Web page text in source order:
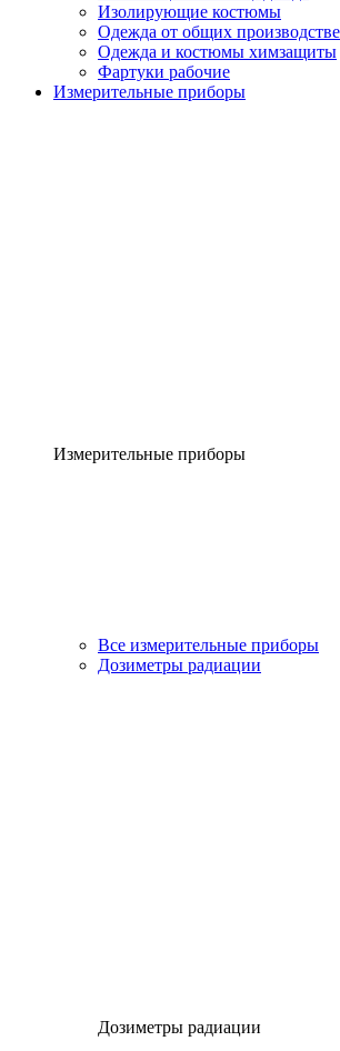
Изолирующие костюмы
Одежда от общих
Одежда и костюмы химзащиты
Фартуки рабочие
Измерительные приборы
Измерительные приборы
Все измерительные приборы
Дозиметры радиации
Дозиметры радиации